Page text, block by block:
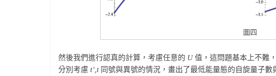
圖四
然後我們進行認真的計算，考慮任意的 U值，這問題基本上不難
分別考慮 t’,t同號與異號的情況，畫出了最低能量態的自旋量子數